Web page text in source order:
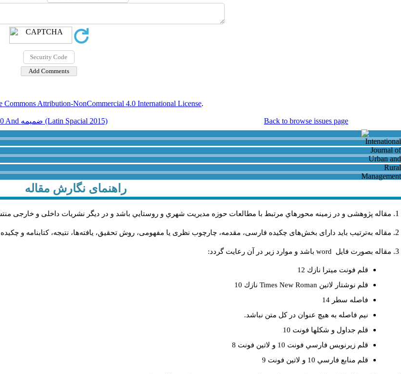
Commons Attribution-NonCommercial 4.0 International License.
Volume 14, Issue 40 And ضميمه (Latin Spacial 2015) Back to browse issues page
راهنمای نگارش مقاله
مقاله پژوهشی و در زمینه محورهاي مرتبط با مطالعات حوزه مديريت شهري و روستايي باشد و در دیگر نشریات داخلی و خارجی
مقاله به‌ترتیب باید دارای بخش‌های چکیده فارسی، مقدمه، چارچوب نظری یا مفهومی، روش تحقیق، یافته‌ها، نتیجه، کتابنامه و
مقاله بصورت فايل word باشد و موارد زير در آن رعايت گردد:
قلم فونت ميترا نازك 12
قلم نوشتار لاتين Times New Roman نازك 10
فاصله سطر 14
نيم فاصله به هيچ عنوان در كل متن نباشد.
قلم جداول و شكلها فونت 10
قلم زيرنويس فارسي فونت 10 و لاتين فونت 8
قلم منابع فارسي 10 و لاتين فونت 9